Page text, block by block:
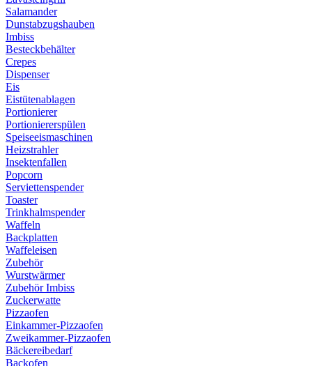
Salamander
Dunstabzugshauben
Imbiss
Besteckbehälter
Crepes
Dispenser
Eis
Eistütenablagen
Portionierer
Portioniererspülen
Speiseeismaschinen
Heizstrahler
Insektenfallen
Popcorn
Serviettenspender
Toaster
Trinkhalmspender
Waffeln
Backplatten
Waffeleisen
Zubehör
Wurstwärmer
Zubehör Imbiss
Zuckerwatte
Pizzaofen
Einkammer-Pizzaofen
Zweikammer-Pizzaofen
Bäckereibedarf
Backofen